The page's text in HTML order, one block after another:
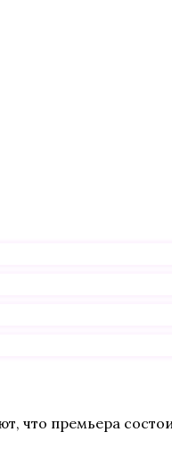
что премьера